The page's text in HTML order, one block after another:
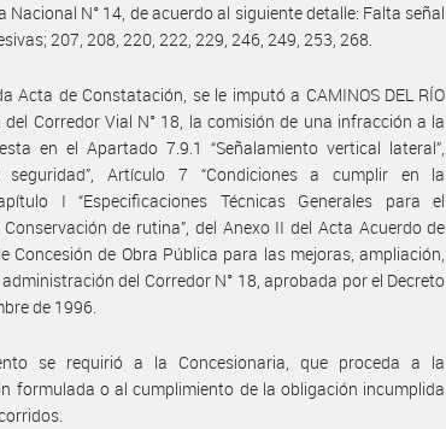
N° 14, de acuerdo al siguiente detalle: Falta señal
207, 208, 220, 222, 229, 246, 249, 253, 268.
Acta de Constatación, se le imputó a CAMINOS DEL RÍO
del Corredor Vial N° 18, la comisión de una infracción a la
en el Apartado 7.9.1 “Señalamiento vertical lateral”,
seguridad”, Artículo 7 “Condiciones a cumplir en la
I “Especificaciones Técnicas Generales para el
de rutina”, del Anexo II del Acta Acuerdo de
Concesión de Obra Pública para las mejoras, ampliación,
del Corredor N° 18, aprobada por el Decreto
de 1996.
se requirió a la Concesionaria, que proceda a la
formulada o al cumplimiento de la obligación incumplida